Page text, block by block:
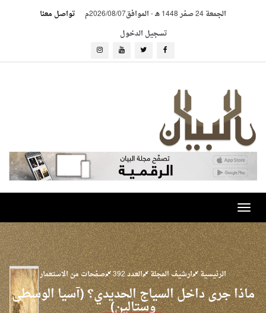
الجمعة 24 صفر 1448 هـ -الموافق2026/08/07م
تواصل معنا
تسجيل الدخول
Toggle
navigation
الرئيسية ارشيف المجلة العدد 392 صفحات من الاستعمار
ماذا جرى داخل السياج الحديدي؟ (آسيا الوسطى
وستالين)